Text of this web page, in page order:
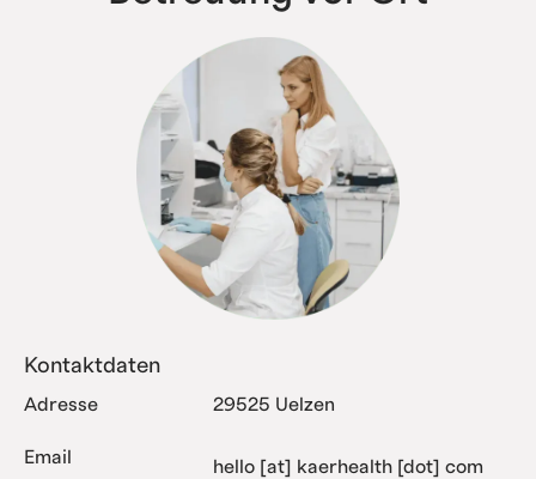
Kontaktdaten
Adresse 29525 Uelzen
Email hello [at] kaerhealth [dot] com